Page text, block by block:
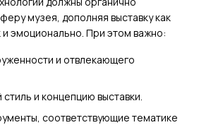
музея, дополняя выставку как
эмоционально. При этом важно:
и отвлекающего
и концепцию выставки.
соответствующие тематике